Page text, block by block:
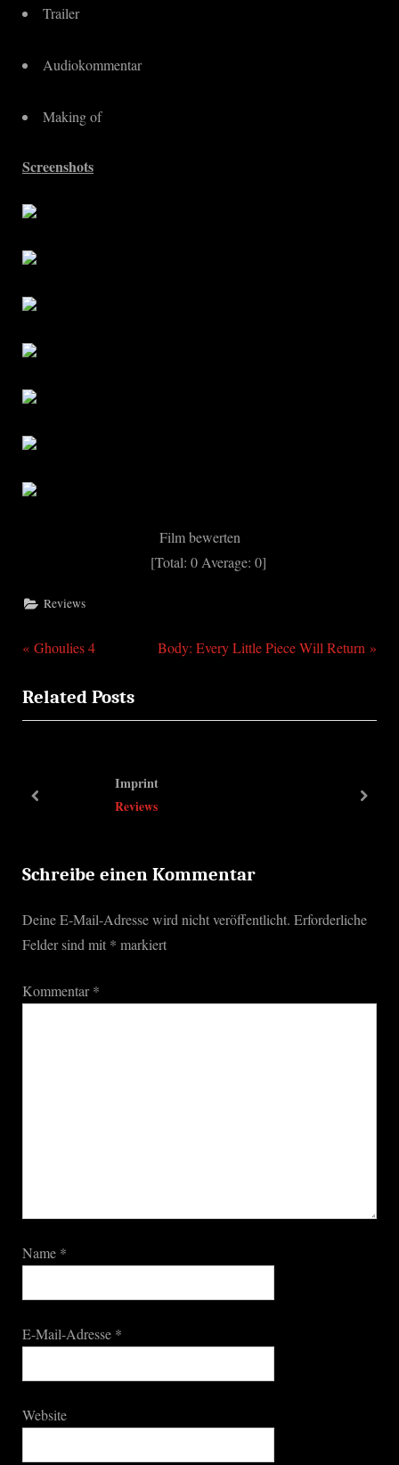
Trailer
Audiokommentar
Making of
Screenshots
Film bewerten
[Total: 0 Average: 0]
Reviews
Beitragsnavigation
P
e
v
u
o
t
:
Ghoulies 4
N
t
Body: Every Little Piece Will Return
Related Posts
Imprint
Reviews
prev next
Schreibe einen Kommentar
Deine E-Mail-Adresse wird nicht veröffentlicht. Erforderliche
Felder sind mit * markiert
Kommentar*
Name *
E-Mail-Adresse *
Website